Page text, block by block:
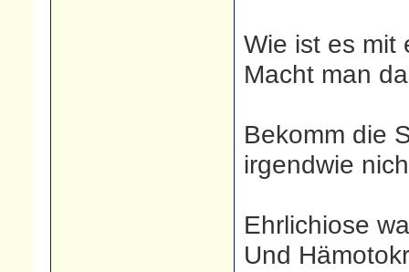
Wie ist es mit
Macht man
Bekomm die
irgendwie
Ehrlichiose
Und